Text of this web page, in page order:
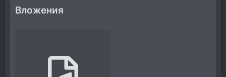
Вложения